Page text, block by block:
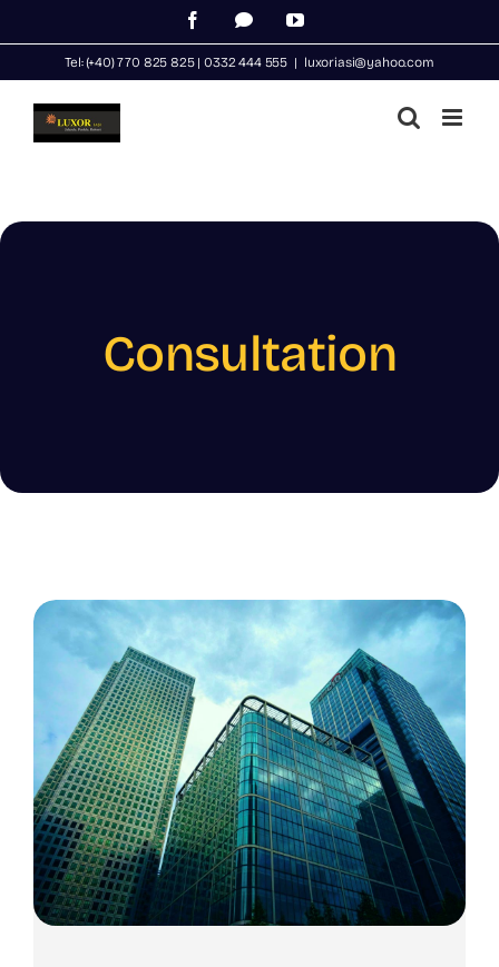
to
content
FacebookWhatsAppYouTube
Tel: (+40) 770 825 825 | 0332 444 555 | luxoriasi@yahoo.com
Consultation